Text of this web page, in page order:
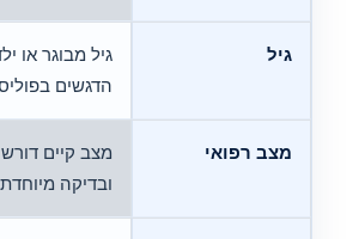
גיל
גיל מבוגר או
הדגשים
מצב רפואי
מצב קיים
ובדיקה